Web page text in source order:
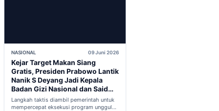
NASIONAL 09 Juni 2026
Kejar Target Makan Siang
Gratis, Presiden Prabowo Lantik
Nanik S Deyang Jadi Kepala
Badan Gizi Nasional dan Said
Iqbal PKP Buruh
Langkah taktis diambil pemerintah untuk
mempercepat eksekusi program unggulan